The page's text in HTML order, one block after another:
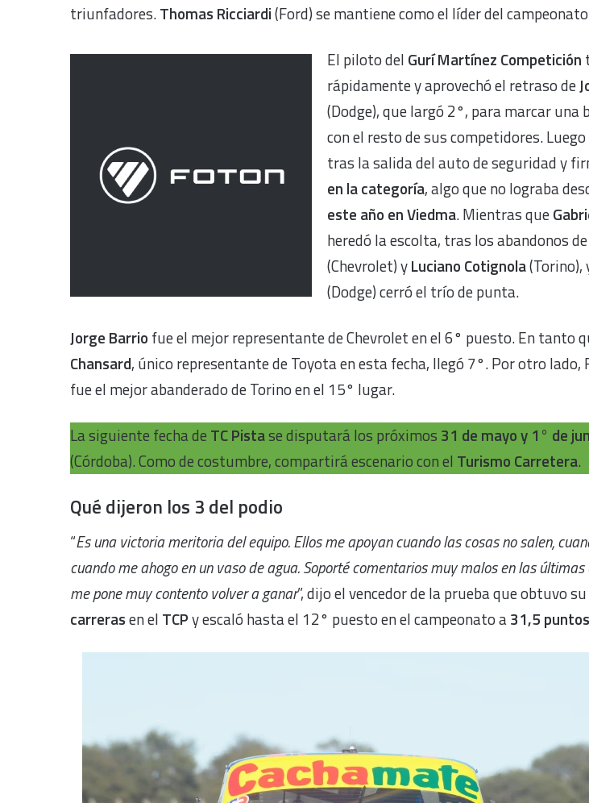
triunfadores.Thomas Ricciardi(Ford) se mantiene como el líder del
El piloto del Gurí Martínez Competición
rápidamente y aprovechó el retraso de
(Dodge), que largó 2°, para marcar una
con el resto de sus competidores.
tras la salida del auto de seguridad y
en la categoría, algo que no lograba
este año en Viedma. Mientras que
heredó la escolta, tras los abandonos de
(Chevrolet) yLuciano Cotignola(Torino),
(Dodge) cerró el trío de punta.
Jorge Barrio fue el mejor representante de Chevrolet en el 6° puesto. En tanto
Chansard, único representante de Toyota en esta fecha, llegó 7°. Por otro lado,
fue el mejor abanderado de Torino en el 15° lugar.
La siguiente fecha de TC Pistase disputará los próximos 31 de mayo y 1° de
(Córdoba). Como de costumbre, compartirá escenario con el Turismo Carretera.
Qué dijeron los 3 del podio
“Es una victoria meritoria del equipo. Ellos me apoyan cuando las cosas no salen,
cuando me ahogo en un vaso de agua. Soporté comentarios muy malos en las
me pone muy contento volver a ganar”, dijo el vencedor de la prueba que obtuvo su
carrerasen el TCPy escaló hasta el 12° puesto en el campeonato a31,5 puntos